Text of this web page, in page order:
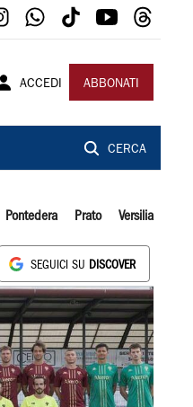
ACCEDI ABBONATI
CERCA
Pontedera Prato Versilia
SEGUICI SU DISCOVER